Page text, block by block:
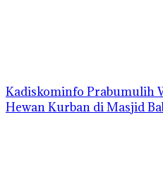
Kadiskominfo Prabumulih
Hewan Kurban di Masjid